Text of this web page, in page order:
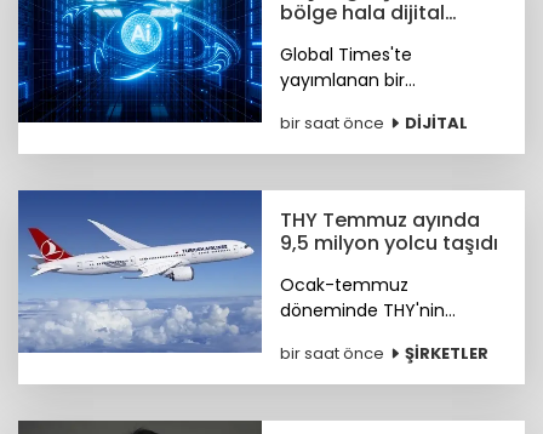
bölge hala dijital
aşamasında
Global Times'te
yayımlanan bir
gelişmekte olan bölgenin
hala dijital dönüşümün
olduğu gerçeğini gözler
önüne serdi.
bir saat önce DİJİTAL
THY Temmuz ayında
9,5 milyon yolcu taşıdı
Ocak-temmuz
döneminde THY'nin
yılın aynı dönemine göre
yüzde 5,4 artışla 54
bir saat önce ŞİRKETLER